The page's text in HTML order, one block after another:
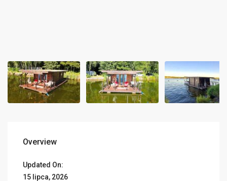
Overview
Updated On:
15 lipca, 2026